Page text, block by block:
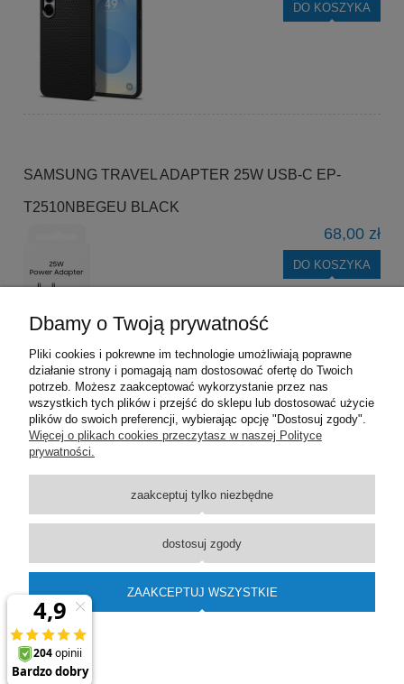
DO KOSZYKA
SAMSUNG TRAVEL ADAPTER 25W USB-C EP-
T2510NBEGEU BLACK
68,00 zł
DO KOSZYKA
Pomoc
Moje konto
Płatności i dostawa
Informacje
O nas
Dbamy o Twoją prywatność
Pliki cookies i pokrewne im technologie umożliwiają poprawne
działanie strony i pomagają nam dostosować ofertę do Twoich
potrzeb. Możesz zaakceptować wykorzystanie przez nas
wszystkich tych plików i przejść do sklepu lub dostosować użycie
plików do swoich preferencji, wybierając opcję "Dostosuj zgody".
Więcej o plikach cookies przeczytasz w naszej Polityce
prywatności.
zaakceptuj tylko niezbędne
dostosuj zgody
ZAAKCEPTUJ WSZYSTKIE